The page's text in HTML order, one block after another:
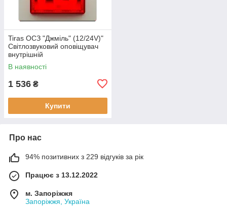
Tiras ОСЗ "Джміль" (12/24V)"
Світлозвуковий оповіщувач
внутрішній
В наявності
1 536 ₴
Купити
Про нас
94% позитивних з 229 відгуків за рік
Працює з 13.12.2022
м. Запоріжжя
Запоріжжя, Україна